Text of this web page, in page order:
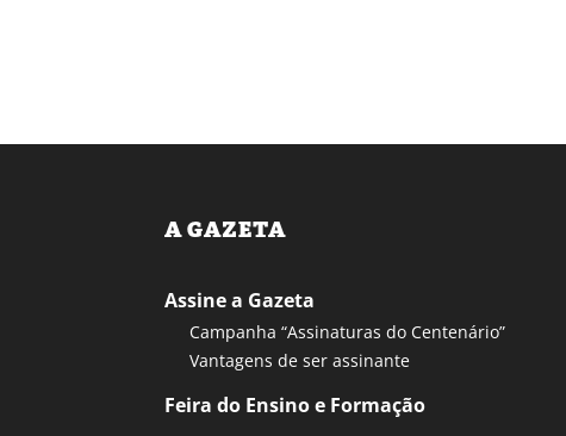
A GAZETA
Assine a Gazeta
Campanha “Assinaturas do Centenário”
Vantagens de ser assinante
Feira do Ensino e Formação